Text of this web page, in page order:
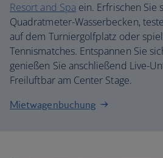
Resort and Spa ein. Erfrischen Sie
Quadratmeter-Wasserbecken,
auf dem Turniergolfplatz oder
Tennismatches. Entspannen Sie
genießen Sie anschließend Live-
Freiluftbar am Center Stage.
Mietwagenbuchung